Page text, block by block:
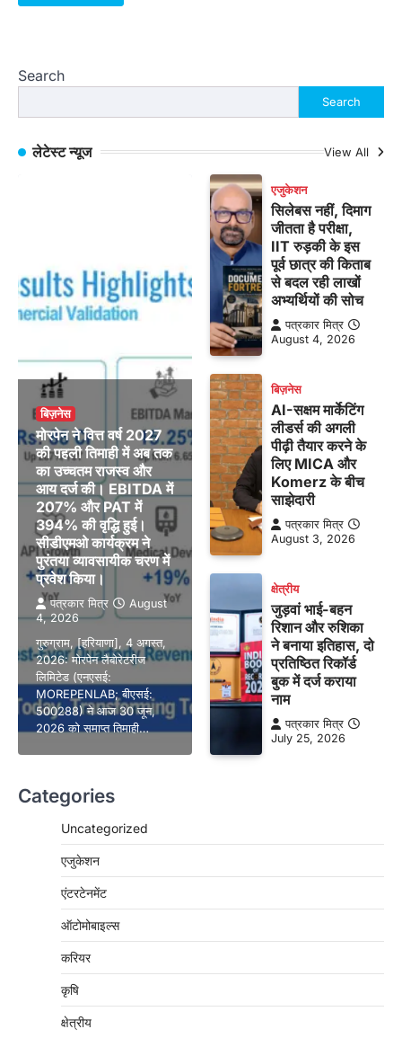
Search
Search
लेटेस्ट न्यूज View All
बिज़नेस
मोरपेन ने वित्त वर्ष 2027
की पहली तिमाही में अब तक
का उच्चतम राजस्व और
आय दर्ज की। EBITDA में
207% और PAT में
394% की वृद्धि हुई।
सीडीएमओ कार्यक्रम ने
पुरंतया व्यावसायीक चरण में
प्रवेश किया।
पत्रकार मित्र
August
4, 2026
गुरुग्राम, [हरियाणा], 4 अगस्त,
2026: मोरपेन लैबोरेटरीज
लिमिटेड (एनएसई:
MOREPENLAB; बीएसई:
500288) ने आज 30 जून,
2026 को समाप्त तिमाही…
एजुकेशन
सिलेबस नहीं, दिमाग
जीतता है परीक्षा,
IIT रुड़की के इस
पूर्व छात्र की किताब
से बदल रही लाखों
अभ्यर्थियों की सोच
पत्रकार मित्र
August 4, 2026
बिज़नेस
AI-सक्षम मार्केटिंग
लीडर्स की अगली
पीढ़ी तैयार करने के
लिए MICA और
Komerz के बीच
साझेदारी
पत्रकार मित्र
August 3, 2026
क्षेत्रीय
जुड़वां भाई-बहन
रिशान और रुशिका
ने बनाया इतिहास, दो
प्रतिष्ठित रिकॉर्ड
बुक में दर्ज कराया
नाम
पत्रकार मित्र
July 25, 2026
Categories
Uncategorized
एजुकेशन
एंटरटेनमेंट
ऑटोमोबाइल्स
करियर
कृषि
क्षेत्रीय